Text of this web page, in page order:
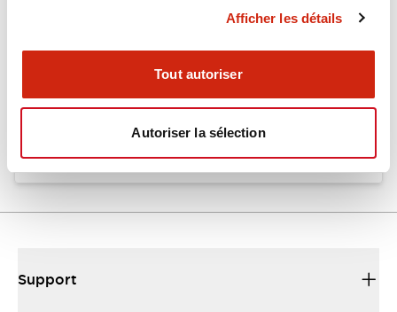
Afficher les détails
Tout autoriser
Autoriser la sélection
XA Series Catalog
.PDF 1.39MB
Support